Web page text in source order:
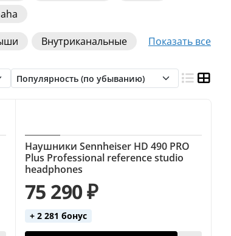
Показать все
Внутриканальные
Накладные (AKG)
(Yamaha)
Наушники Sennheiser HD 490 PRO
Plus Professional reference studio
headphones
75 290 ₽
+ 2 281 бонус